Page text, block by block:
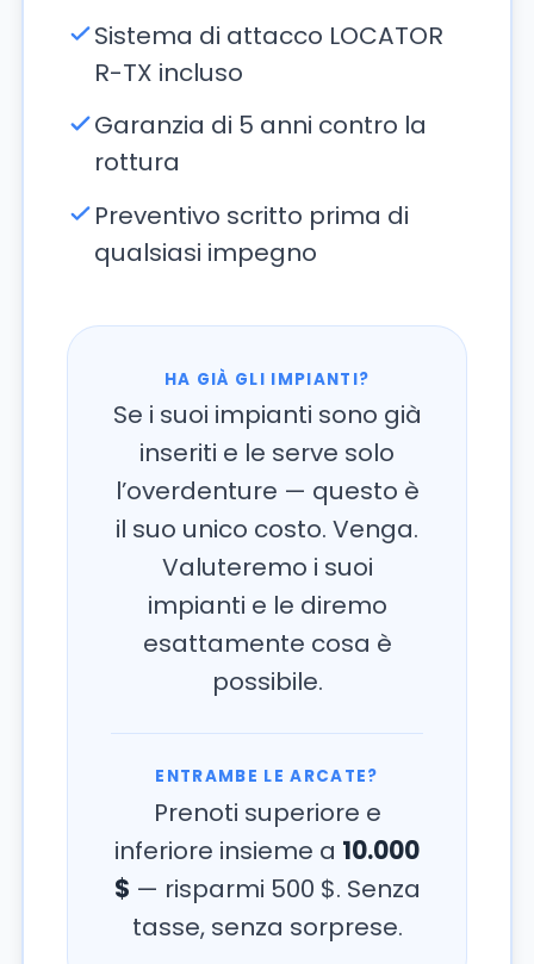
Sistema di attacco LOCATOR
R-TX incluso
Garanzia di 5 anni contro la
rottura
Preventivo scritto prima di
qualsiasi impegno
HA GIÀ GLI IMPIANTI?
Se i suoi impianti sono già
inseriti e le serve solo
l’overdenture — questo è
il suo unico costo. Venga.
Valuteremo i suoi
impianti e le diremo
esattamente cosa è
possibile.
ENTRAMBE LE ARCATE?
Prenoti superiore e
inferiore insieme a 10.000
$ — risparmi 500 $. Senza
tasse, senza sorprese.